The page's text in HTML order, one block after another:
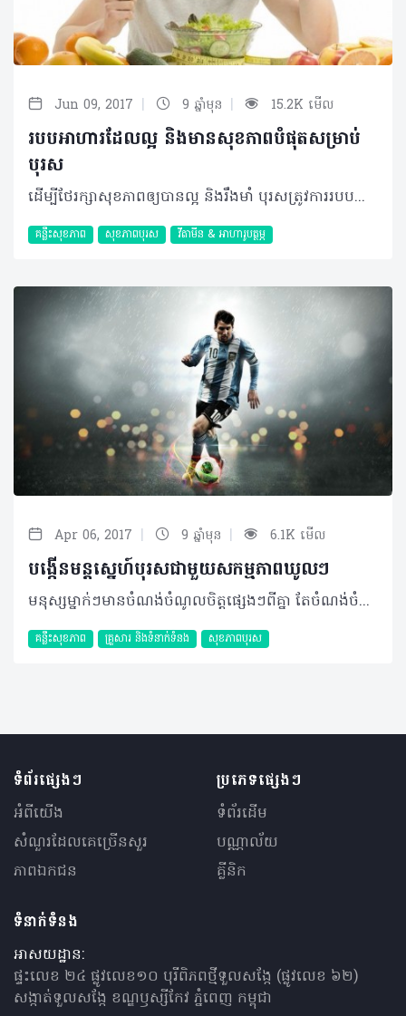
Jun 09, 2017 | 9 ឆ្នាំមុន | 15.2K មើល
របបអាហារដែលល្អ និងមានសុខភាពបំផុតសម្រាប់
បុរស
ដើម្បីថែរក្សាសុខភាពឲ្យបានល្អ និងរឹងមាំ បុរសត្រូវការរបបអាហារជាពិសេស ហើយមានចំណីអាហារមួយចំនួន អ្នកមិនគួរមើលរំលងនោះទេ។ ការធាត់លើសទម្ងន់ អាចកើតឡើងចំពោះបុរសគ្រប់គ្នា ហើយមានបុរសតែ ៥០ ភាគរយប៉ុណ្ណោះ ដែលមានរាងកាយមាំមួន និងមានសុខភាពល្អ។ គន្លឹះញ៉ាំអាហារសម្រាប់បុរស ១. ញ៉ាំផ្លែឈើ និងបន្លែឲ្យបានច្រើនមុខតាមដែលអាចធ្វើទៅបាន ដើម្បីទទួលបានសារធាតុចិញ្ចឹមគ្រប់គ្រាន់ ២. ត្រូវលើកទឹកចិត្តខ្លួនឯង ថែរក្សារាងកាយឲ្យបានមាំមួន តាមរយៈការញ៉ាំអាហារត្រឹមត្រូវ និងហាត់ប្រាណជាប្រចាំ ៣. ផ្តោតអារម្មណ៍ទៅលើបរិមាណ និងគុណភាពនៃអាហារដែលអ្នកនឹងទទួលទាន មានន័យថាញ៉ាំអាហារល្អៗ និងចៀសឲ្យឆ្ងាយពីអាហារសម្រន់ ព្រមទាំងអាហារគ្មានជីវជាតិសម្រាប់រាងកាយ ៤. សាកល្បងរូបមន្តអាហារថ្មីៗ ដើម្បីកុំឲ្យអ្នកធុញទ្រាន់ ឬលែងចង់ញ៉ាំអាហារមានសុខភាពល្អទាំងនោះ ៥. ចម្អិនអាហារបែបសាមញ្ញៗ ដូចជាស្ងោរ ឬចំហុយ ពីព្រោះអាហារប្រភេទនេះ ងាយស្រួលញ៉ាំ ហើយមានសុវត្ថិភាពជាងការឆា ឬចៀន ដែលប្រើខ្លាញ់ច្រើនៗ។ អាហារសម្រាប់បុរស ១. ប្រូខូលី ដើម្បីការពារជំងឺមហារីកប្លោកនោម ២. ប៉េងប៉ោះ ដើម្បីការពារជំងឺមហារីកប្រូស្តាត ៣. អាហារសមុទ្រ ដើម្បីបង្កើនថាមពល និងគុណភាពមេជីវិតឈ្មោល (ឆាប់មានកូន) ៤. ឪឡឹក ដើម្បីកាត់បន្ថយសម្ពាធឈាម ៥. ប៊័រសណ្តែកដី ដើម្បីកាត់បន្ថយកូឡេសស្តេរ៉ុល ៦. អាហារធ្វើពីស្រូវអូត ដើម្បីសុខភាពសរសៃឈាមបេះដូង ៧. ខ្ទឹម ដើម្បីកាត់បន្ថយការអស់កម្លាំង៕ ©2017 រក្សាសិទ្ធិគ្រប់យ៉ាង​ដោយ Health Time Corporation ចំពោះគ្រប់អត្ថបទដោយគ្មានផ្នែកណាមួយត្រូវបោះពុម្ពផ្សាយចូល ប្រព័ន្ធអ៊ីនធឺណែត ឧបករណ៍អេឡិចត្រូនិក អាត់ជាសំឡេងឬថតចំលងគ្រប់រូបភាពដោយគ្មានការអនុញ្ញាតឡើយ។
គន្លឹះសុខភាព សុខភាពបុរស វីតាមីន & អាហារូបត្ថម្ភ
Apr 06, 2017 | 9 ឆ្នាំមុន | 6.1K មើល
បង្កើនមន្តស្នេហ៍បុរសជាមួយសកម្មភាពឃូលៗ
មនុស្សម្នាក់ៗមានចំណង់ចំណូលចិត្តផ្សេងៗពីគ្នា តែចំណង់ចំណូលចិត្តរបស់មនុស្សប្រុសមួយចំនួន បង្ហាញតាមរយៈសកម្មភាពដែលមើលទៅឡូយហើយក៏គួរឲ្យចូលចិត្តជាពិសេសបានទាក់ទាញក្តីស្រឡាញ់ពីមនុស្សស្រីភាគច្រើនទៀតផង។ អញ្ចឹងបានថា បុរសៗខ្លះបានក្លាយទៅជា អាយដលរបស់មនុស្សជុំវិញដោយមិនដឹងខ្លួន។ ត៎ោះ នារីៗមើលថា ត្រូវចិត្តចំណុចណាមួយ? ហើយបុរសៗវិញក៏មើលដែរថា មានសកម្មភាពឃូលណាត្រូវនឹងខ្លួនឯងអត់? ការអានសៀវភៅ ដើម្បីបង្កើនចំណេះដឹងបន្ថែម និងប្រើប្រាស់ពេលវេលាទំនេរពីការសិក្សានិងការងារឲ្យមានប្រយោជន៍ ប្រុសៗបានយកការអានដើម្បីកែអផ្សុក។ សៀវភៅដែលពួកគេអាន អាចជាសៀវភៅរឿង ឬសៀវភៅអប់រំផ្សេងៗ។ ពួកគេចូលចិត្តអាននៅបណ្ណាល័យ ឬហាងកាហ្វេជាដើម ដែលជាទីចាប់អារម្មណ៍នៃមនុស្សស្រីទាំងឡាយ។ ការសរសេរ តាមរយៈប្រព័ន្ធទំនាក់ទំនងសង្គម បានអនុញ្ញាតឲ្យមនុស្សទូទៅអាចបង្ហាញពីអារម្មណ៍ ទស្សនវិស័យ ឬភាពជោគជ័យនានា។ ក្នុងនោះដែរ ការដែលបុរសបានសរសេរពីរឿងរ៉ាវផ្សេងៗ ហើយចែករំលែកលើប្រព័ន្ធទំនាក់ទំនងសង្គម បានធ្វើឲ្យស្រីៗភាគច្រើន ស្គាល់ យល់ពីអារម្មណ៍ និងស្រឡាញ់ពីទឹកដៃសរសេររបស់ពួកគេ។ ការលេងកីឡា ការលេងកីឡា បានបង្ហាញពីភាពរឹងមាំ និងភាពជាបុរសពេញលក្ខណៈ របស់មនុស្សប្រុស។ ការជិះកង់ ហែលទឹក វាយកូនបាល់ កីឡាបាល់ទាត់និងកីឡាផ្សេងៗទៀត សុទ្ធសឹងតែជាកីឡាដែលឆ្លុះបញ្ចាំងពី ភាពព្យាយាម អត់ធ្មត់ និងការស្រឡាញ់សុខភាព និងរាងកាយរបស់ពួកគេ។ ការលេងឧបករណ៍ភ្លេង និងចេះច្រៀង ការលេងហ្គីតា ព្យាណូ ឬឧបករណ៍ភ្លេងផ្សេងទៀតមិនត្រឹមកំសាន្តអារម្មណ៍ និងបន្ថយភាពតានតឹង ប៉ុន្តែភ្ជាប់ជាមួយគ្នាដែរ ពួកគេក៏មើលទៅ គួរឲ្យទាក់ទាញយ៉ាងខ្លាំង ហើយក៏អាចផ្តល់នូវអារម្មណ៍ល្អៗដល់អ្នកជុំវិញតាមរយៈបទភ្លេង និងសំនៀងរបស់ពួកគេផងដែរ។ ការចេះបង្កើតថ្មី មនុស្សមានភាពប៉ិនប្រសព្វផ្សេងៗគ្នា ពួកគេបានប្រើប្រាស់ខួរក្បាលរបស់គេយ៉ាងល្អ។ ការដែលបុរសមានសមត្ថភាព អាចបង្កើតរបស់ថ្មីបាន និងច្នៃរបស់ចាស់ៗដើម្បីប្រើឡើងវិញបាន ដែលជាអត្ថប្រយោជន៍រួមបង្ហាញពីភាពឈ្លាសវៃ ដែលជាភាពទាក់ទាញមួយកម្រនឹងឃើញ។ ការចូលរួមការងារសង្គម បុរសមើលទៅកាន់តែឃូល នៅពេលដែលពួកគេបានចំណាយពេលវេលារបស់គេ ជាមួយនឹងទឹកចិត្តសប្បុរសធម៌ ជួយអ្នកដទៃក៏ដូចជាចូលរួមរំលែកការងារក្នុងសង្គម។ ការងារស្ម័គ្រចិត្តធ្វើឲ្យពួកគេស្គាល់មនុស្សជាច្រើន និងបានចែក រំលែកក្តីស្រឡាញ់ទៅកាន់មនុស្សដទៃ។ មិនត្រឹមជួយសង្គម បង្ហាញភាពមានទឹកចិត្ត និងការងាយចុះសម្រុង តែក៏ធ្វើឲ្យគេទទួលបានប្រជាប្រិយភាពជាងមុនទៀតផង។ ការចូលចិត្តធ្វើម្ហូប ភាពសង្ហារបស់មនុស្សប្រុស អាស្រ័យលើភាពប៉ិនប្រសព្វ កិច្ចការងារផ្ទះ និងមិនមើលបំណាំមនុស្សស្រី។ ការអាចយល់ និងដឹងពីរសជាតិនៃម្ហូបអាហារបានបង្ហាញពីភាពយកចិត្តទុកដាក់ លើការងាររបស់ពួកគេ។ លេងសើចមិនបានទេ មេចុងភៅល្បីជាច្រើន ក៏ជាបុរសដែរណា៎... ការចូលចិត្តថតរូប ប្រណីតភាពនៃជីវិត បានបង្ហាញតាមរយៈរូបថត ដែលបានផ្តិតយកជាមួយនឹងទឹកដៃដែលល្អឥតខ្ចោះ។ មនុស្សចូលចិត្តថតរូប ជាប្រភេទមនុស្សដែលចូលចិត្តរក្សាការចងចាំល្អៗ និងផ្តល់ភាពរីករាយដល់អ្នកដទៃ។ ពួកគេក៏ជាមនុស្សដែលអាចមើលឃើញពីជ្រុងមួយដែលស្រស់ស្អាតពីគ្រប់វត្ថុទាំងអស់ដែលអ្នកធម្មតាមិនអាចមើលឃើញ។ នេះហើយជាលក្ខណៈពិសេសរបស់ពួកគេ។ ចូលចិត្តមើលក្មេង ក្មេងៗពិតជាគួរឲ្យស្រឡាញ់ តែក៏ពេលខ្លះពិបាកនឹងចូលទៅជិត សូម្បីតែនារីខ្លះក៏មិនអាចស៊ូមើលថែក្មេងបានដែរ មនុស្សប្រុសភាគច្រើនមិនចេះមើលក្មេងទេ ដូចនេះទើបធ្វើឲ្យបុរសដែលអាចមើលថែក្មេងបានមើលទៅពិសេស បំផុត។ ជាទូទៅ បុរសបែបនេះតែងមានស្មារតីប្រុងប្រយ័ត្នខ្ពស់ មានចិត្តអំណត់ វៃឆ្លាត និងមានសេចក្តីស្រឡាញ់យ៉ាងកក់ក្តៅ។ សកម្មភាព ជាចំណែកមួយនៃភាពទាក់ទាញរបស់បុរស ប៉ុន្តែអត្តចរិត សមត្ថភាព និងកត្តាជាច្រើនទៀតជាអ្វីដែលអ្នកគ្រប់គ្នាសម្លឹងមកដូចគ្នាដូចនេះសកម្មភាពដែលអ្នកគិតថាអ្នកអាចធ្វើបាន គួរតែសាកល្បងដែរ តែបើអ្នកមិនចូលចិត្តមិនចាំបាច់ព្យាយាម ដើម្បីការចូលចិត្តរបស់អ្នកដទៃឡើយ គ្រាន់តែធ្វើជាខ្លួនឯងឲ្យល្អទៅ គឺគ្រប់គ្រាន់ហើយ។
គន្លឹះសុខភាព គ្រួសារ​ និងទំនាក់ទំនង សុខភាពបុរស
ទំព័រផ្សេងៗ
អំពីយើង
សំណួរ​ដែលគេ​ច្រើន​សួរ
ភាពឯកជន
ប្រភេទផ្សេងៗ
ទំព័រដើម
បណ្ណាល័យ
គ្លីនិក
ទំនាក់ទំនង
អាសយដ្ឋាន:
ផ្ទះលេខ ២៤ ផ្លូវលេខ១០ បុរីពិភពថ្មីទួលសង្កែ (ផ្លូវលេខ ៦២)
សង្កាត់ទួលសង្កែ ខណ្ឌឫស្សីកែវ ភ្នំពេញ កម្ពុជា